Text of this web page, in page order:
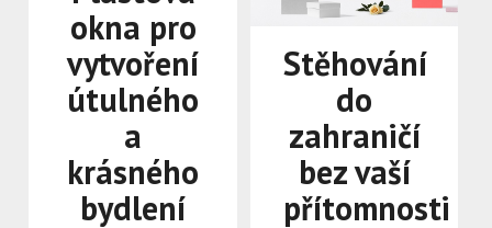
okna pro
vytvoření
útulného
a
krásného
bydlení
Stěhování
do
zahraničí
bez vaší
přítomnosti